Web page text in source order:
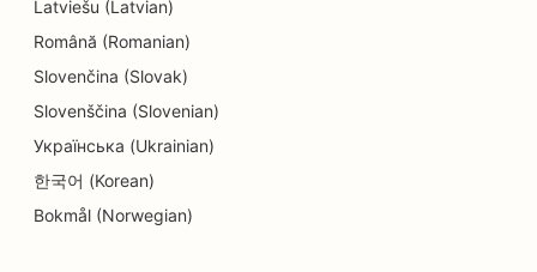
SEO mérnöki irodák számára
SEO a szórakozás és rekreáció számára
SEO a szabadulószobák számára
EO etnikai éttermek számára
SEO az arcfelvarrás szolgáltatásokhoz
Latviešu (Latvian)
Română (Romanian)
Slovenčina (Slovak)
Slovenščina (Slovenian)
Українська (Ukrainian)
한국어 (Korean)
Bokmål (Norwegian)